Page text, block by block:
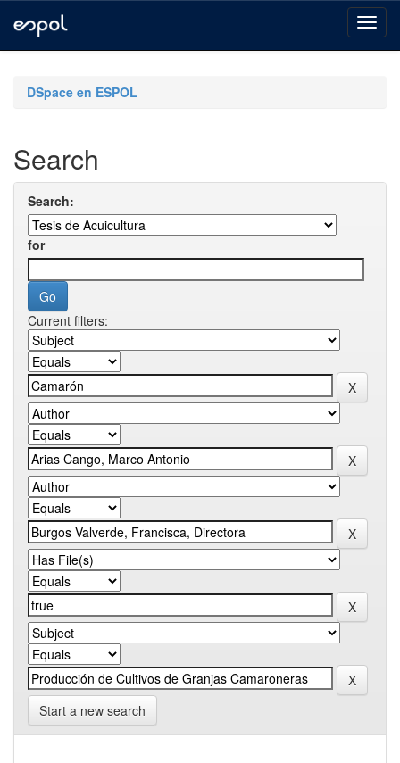
navigationDSpace en ESPOL
Search
Search:
for
Current filters:
Start a new search